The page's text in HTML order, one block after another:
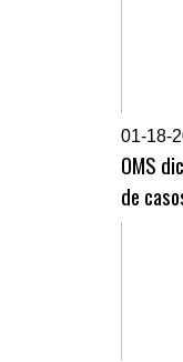
01-18-
OMS
de